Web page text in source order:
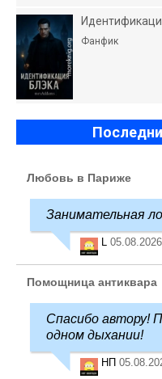
Фанфик
Любовь в Париже
Занимательная
05.08.2026
Помощница антиквара
Спасибо автору!
одном дыхании!
НП